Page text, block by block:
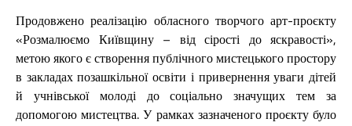
Продовжено реалізацію обласного творчого арт-проєкту
«Розмалюємо Київщину – від сірості до яскравості»,
метою якого є створення публічного мистецького простору
в закладах позашкільної освіти і привернення уваги дітей
й учнівської молоді до соціально значущих тем за
допомогою мистецтва. У рамках зазначеного проєкту було